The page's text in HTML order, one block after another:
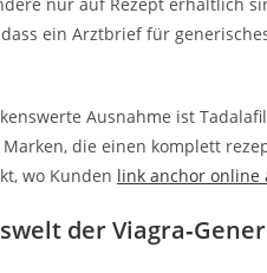
ein Arztbrief für
Ausnahme ist
die einen komplett
wo Kunden link anchor online
der